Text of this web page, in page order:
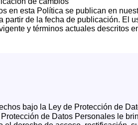
en esta Política se publican en
partir de la fecha de publicación. El
y términos actuales descritos
bajo la Ley de Protección de
de Datos Personales le